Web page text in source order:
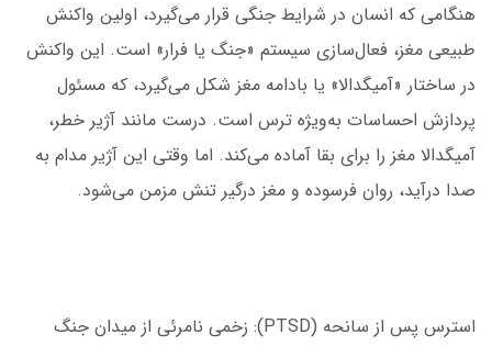
هنگامی که انسان در شرایط جنگی قرار می‌گیرد، اولین واکنش
طبیعی مغز، فعال‌سازی سیستم «جنگ یا فرار» است. این واکنش
در ساختار «آمیگدالا» یا بادامه مغز شکل می‌گیرد، که مسئول
پردازش احساسات به‌ویژه ترس است. درست مانند آژیر خطر،
آمیگدالا مغز را برای بقا آماده می‌کند. اما وقتی این آژیر مدام به
صدا درآید، روان فرسوده و مغز درگیر تنش مزمن می‌شود.
استرس پس از سانحه (PTSD): زخمی نامرئی از میدان جنگ